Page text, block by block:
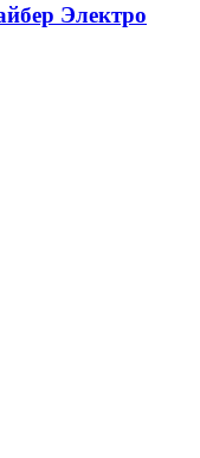
Электро